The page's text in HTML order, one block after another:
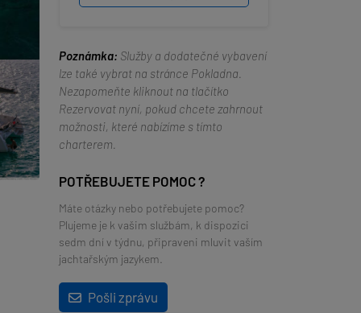
Poznámka: Služby a dodatečné vybavení
lze také vybrat na stránce Pokladna.
Nezapomeňte kliknout na tlačítko
Rezervovat nyní, pokud chcete zahrnout
možnosti, které nabízíme s tímto
charterem.
POTŘEBUJETE POMOC ?
Máte otázky nebo potřebujete pomoc?
Plujeme je k vašim službám, k dispozici
sedm dní v týdnu, připraveni mluvit vaším
jachtařským jazykem.
Pošli zprávu